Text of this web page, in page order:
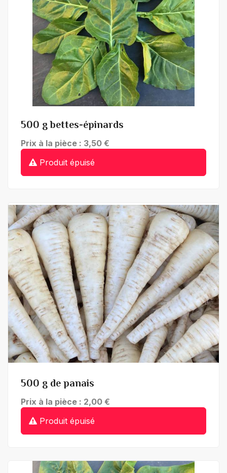
500 g bettes-épinards
Prix à la pièce : 3,50 €
Produit épuisé
+ de détails
500 g de panais
Prix à la pièce : 2,00 €
Produit épuisé